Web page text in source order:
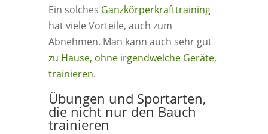
Ein solches Ganzkörperkrafttraining
hat viele Vorteile, auch zum
Abnehmen. Man kann auch sehr gut
zu Hause, ohne irgendwelche Geräte,
trainieren.
Übungen und Sportarten,
die nicht nur den Bauch
trainieren